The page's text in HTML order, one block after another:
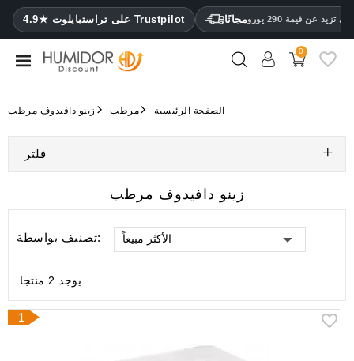
4.9★ على تراستبايلوت Trustpilot مجانًا عن قيمة 290 يورو CATEGORY
مرطب
ترطيب
محافظ
سيجار
ولاعات
مقصات
مرطبات
ومقياس
0
الصفحة الرئيسية مرطب زينو دافيدوف مرطب
فلتر
زينو دافيدوف مرطب
تصنيف بواسطة: الأكثر مبيعاً
1